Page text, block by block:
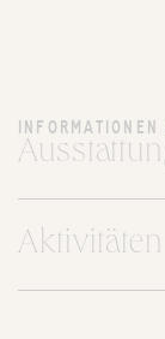
Aktivitäten